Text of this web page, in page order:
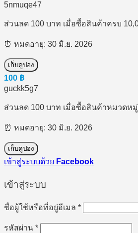
5nmuqe47
ส่วนลด 100 บาท เมื่อซื้อสินค้าครบ
⏰ หมดอายุ: 30 มิ.ย. 2026
เก็บคูปอง
100 ฿
guckk5g7
ส่วนลด 100 บาท เมื่อซื้อสินค้าหมวดห
⏰ หมดอายุ: 30 มิ.ย. 2026
เก็บคูปอง
เข้าสู่ระบบด้วย Facebook
เข้าสู่ระบบ
ชื่อผู้ใช้หรือที่อยู่อีเมล *ต้องการ
รหัสผ่าน *ต้องการ